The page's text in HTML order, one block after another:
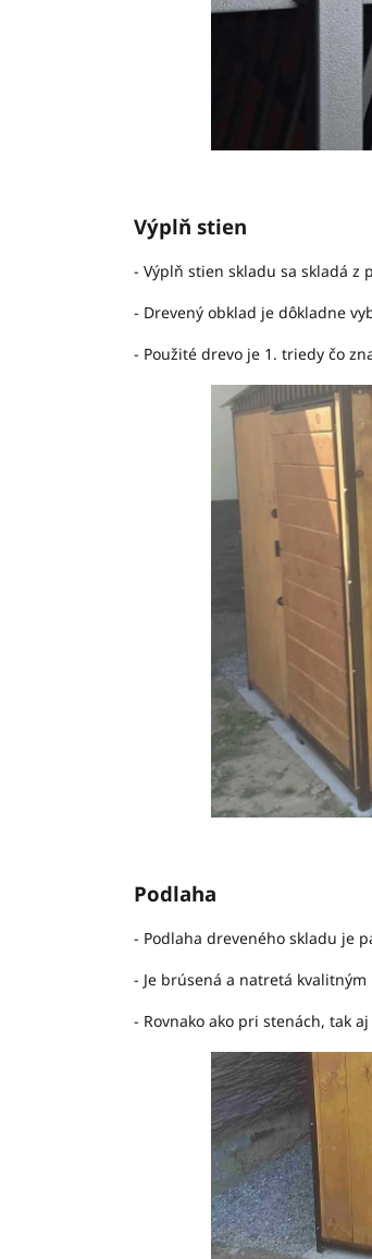
Výplň stien
- Výplň stien skladu sa skladá z
- Drevený obklad je dôkladne
- Použité drevo je 1. triedy čo
Podlaha
- Podlaha dreveného skladu je
- Je brúsená a natretá
- Rovnako ako pri stenách, tak